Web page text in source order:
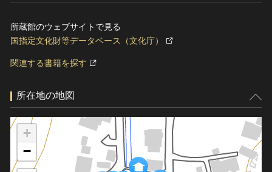
所蔵館のウェブサイトで見る
国指定文化財等データベース（文化庁）
関連する書籍を探す
所在地の地図
+
−